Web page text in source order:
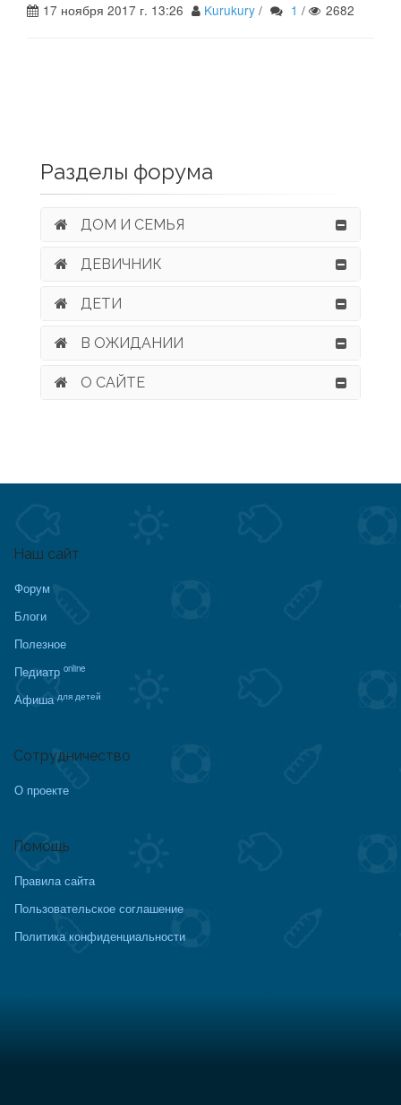
17 ноября 2017 г. 13:26 Kurukury / 1 / 2682
Разделы форума
ДОМ И СЕМЬЯ
ДЕВИЧНИК
ДЕТИ
В ОЖИДАНИИ
О САЙТЕ
Наш сайт
Форум
Блоги
Полезное
Педиатр online
Афиша для детей
Сотрудничество
О проекте
Помощь
Правила сайта
Пользовательское соглашение
Политика конфиденциальности